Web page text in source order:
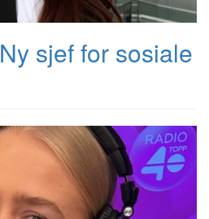
Ny sjef for sosiale